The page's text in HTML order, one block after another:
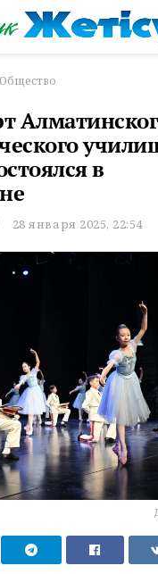
Общество
в
28 января 2025, 22:54